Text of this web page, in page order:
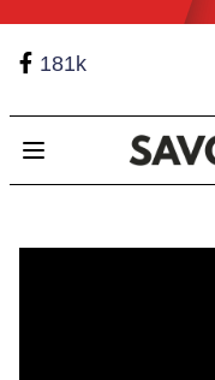
181k
Open main menu